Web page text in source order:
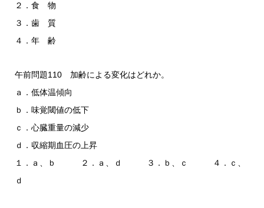
２．食 物
３．歯 質
４．年 齢
午前問題110 加齢による変化はどれか。
ａ．低体温傾向
ｂ．味覚閾値の低下
ｃ．心臓重量の減少
ｄ．収縮期血圧の上昇
１．ａ、ｂ ２．ａ、ｄ ３．ｂ、ｃ ４．ｃ、
ｄ